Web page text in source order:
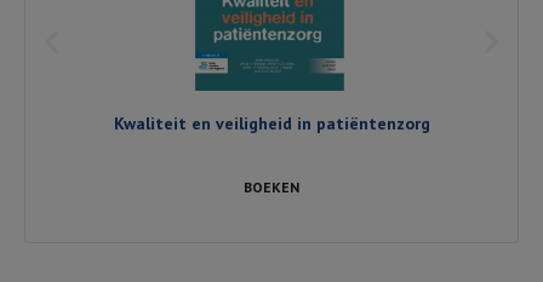
Kwaliteit en veiligheid in patiëntenzorg
BOEKEN